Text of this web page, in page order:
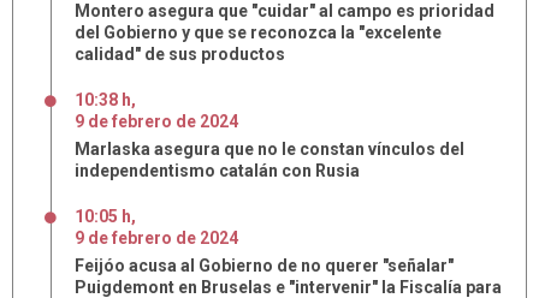
Montero asegura que "cuidar" al campo es prioridad
del Gobierno y que se reconozca la "excelente
calidad" de sus productos
10:38 h,
9 defebrero de 2024
Marlaska asegura que no le constan vínculos del
independentismo catalán con Rusia
10:05 h,
9 defebrero de 2024
Feijóo acusa al Gobierno de no querer "señalar"
Puigdemont en Bruselas e "intervenir" la Fiscalía para